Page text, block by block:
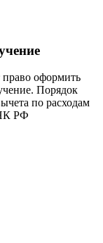
оформить
Порядок
по расходам
РФ